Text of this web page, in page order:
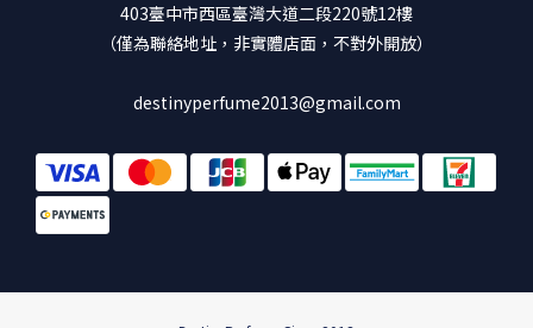
403臺中市西區臺灣大道二段220號12樓
（僅為聯絡地址，非實體店面，不對外開放）
destinyperfume2013@gmail.com